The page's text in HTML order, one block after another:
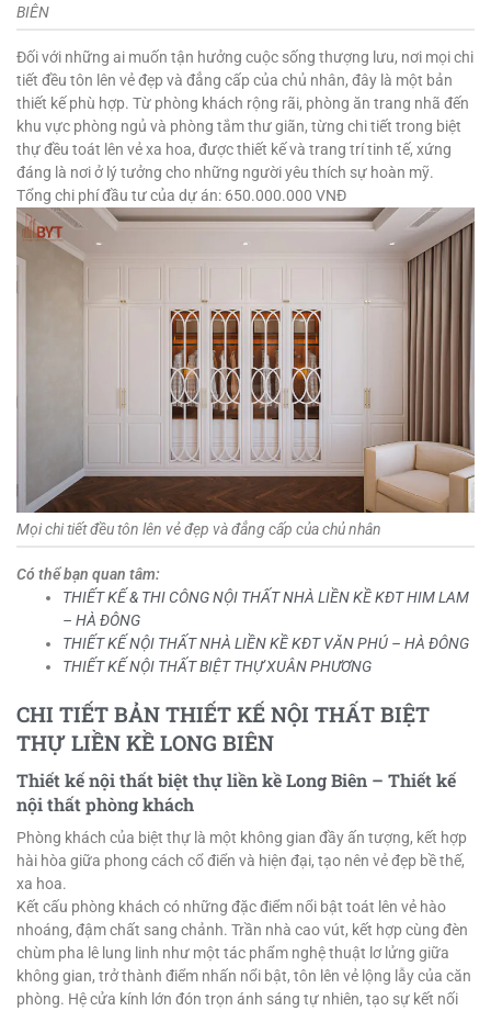
BIÊN
Đối với những ai muốn tận hưởng cuộc sống thượng lưu, nơi mọi chi
tiết đều tôn lên vẻ đẹp và đẳng cấp của chủ nhân, đây là một bản
thiết kế phù hợp. Từ phòng khách rộng rãi, phòng ăn trang nhã đến
khu vực phòng ngủ và phòng tắm thư giãn, từng chi tiết trong biệt
thự đều toát lên vẻ xa hoa, được thiết kế và trang trí tinh tế, xứng
đáng là nơi ở lý tưởng cho những người yêu thích sự hoàn mỹ.
Tổng chi phí đầu tư của dự án: 650.000.000 VNĐ
Mọi chi tiết đều tôn lên vẻ đẹp và đẳng cấp của chủ nhân
Có thể bạn quan tâm:
THIẾT KẾ & THI CÔNG NỘI THẤT NHÀ LIỀN KỀ KĐT HIM LAM
– HÀ ĐÔNG
THIẾT KẾ NỘI THẤT NHÀ LIỀN KỀ KĐT VĂN PHÚ – HÀ ĐÔNG
THIẾT KẾ NỘI THẤT BIỆT THỰ XUÂN PHƯƠNG
CHI TIẾT BẢN THIẾT KẾ NỘI THẤT BIỆT
THỰ LIỀN KỀ LONG BIÊN
Thiết kế nội thất biệt thự liền kề Long Biên – Thiết kế
nội thất phòng khách
Phòng khách của biệt thự là một không gian đầy ấn tượng, kết hợp
hài hòa giữa phong cách cổ điển và hiện đại, tạo nên vẻ đẹp bề thế,
xa hoa.
Kết cấu phòng khách có những đặc điểm nổi bật toát lên vẻ hào
nhoáng, đậm chất sang chảnh. Trần nhà cao vút, kết hợp cùng đèn
chùm pha lê lung linh như một tác phẩm nghệ thuật lơ lửng giữa
không gian, trở thành điểm nhấn nổi bật, tôn lên vẻ lộng lẫy của căn
phòng. Hệ cửa kính lớn đón trọn ánh sáng tự nhiên, tạo sự kết nối